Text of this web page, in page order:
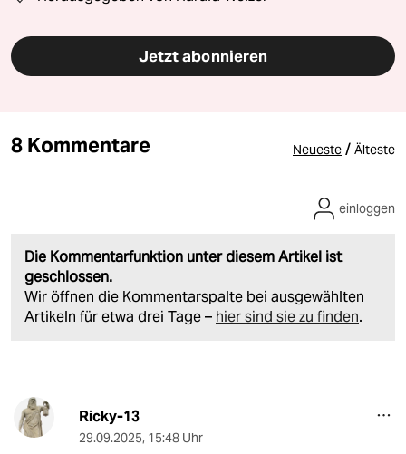
Jetzt abonnieren
8 Kommentare Neueste / Älteste
Die Kommentarfunktion unter diesem Artikel ist
geschlossen.
Wir öffnen die Kommentarspalte bei ausgewählten
Artikeln für etwa drei Tage – hier sind sie zu finden.
einloggen
Ricky-13
29.09.2025, 15:48 Uhr